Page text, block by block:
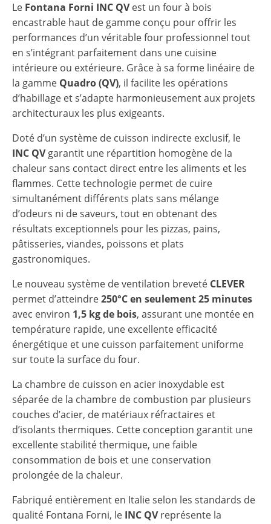
Le Fontana Forni INC QVest un four à bois
encastrable haut de gamme conçu pour offrir les
performances d’un véritable four professionnel tout
en s’intégrant parfaitement dans une cuisine
intérieure ou extérieure. Grâce à sa forme linéaire de
la gamme Quadro (QV), il facilite les opérations
d’habillage et s’adapte harmonieusement aux projets
architecturaux les plus exigeants.
Doté d’un système de cuisson indirecte exclusif, le
INC QVgarantit une répartition homogène de la
chaleur sans contact direct entre les aliments et les
flammes. Cette technologie permet de cuire
simultanément différents plats sans mélange
d’odeurs ni de saveurs, tout en obtenant des
résultats exceptionnels pour les pizzas, pains,
pâtisseries, viandes, poissons et plats
gastronomiques.
Le nouveau système de ventilation breveté CLEVER
permet d’atteindre250°C en seulement 25 minutes
avec environ 1,5 kg de bois, assurant une montée en
température rapide, une excellente efficacité
énergétique et une cuisson parfaitement uniforme
sur toute la surface du four.
La chambre de cuisson en acier inoxydable est
séparée de la chambre de combustion par plusieurs
couches d’acier, de matériaux réfractaires et
d’isolants thermiques. Cette conception garantit une
excellente stabilité thermique, une faible
consommation de bois et une conservation
prolongée de la chaleur.
Fabriqué entièrement en Italie selon les standards de
qualité Fontana Forni, le INC QVreprésente la